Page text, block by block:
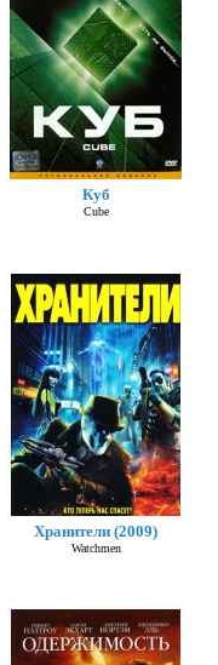
Куб
Cube
Хранители (2009)
Watchmen